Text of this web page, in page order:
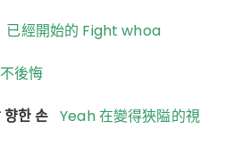
已經開始的 Fight whoa
後悔
향한 손Yeah 在變得狹隘的視